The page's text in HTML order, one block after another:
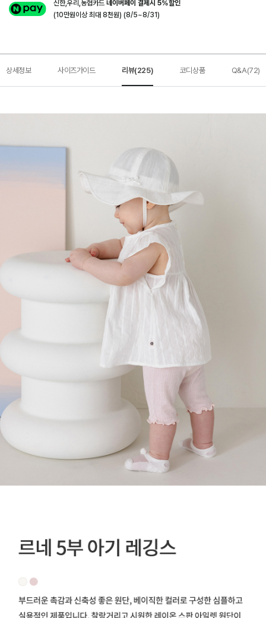
신한,우리,농협카드네이버페이 결제시 5%할인
(10만원이상 최대 8천원) (8/5~8/31)
상세정보 사이즈가이드 리뷰(225) 코디상품 Q&A(72)